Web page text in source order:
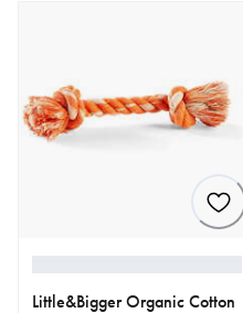
Little&Bigger Organic Cotton